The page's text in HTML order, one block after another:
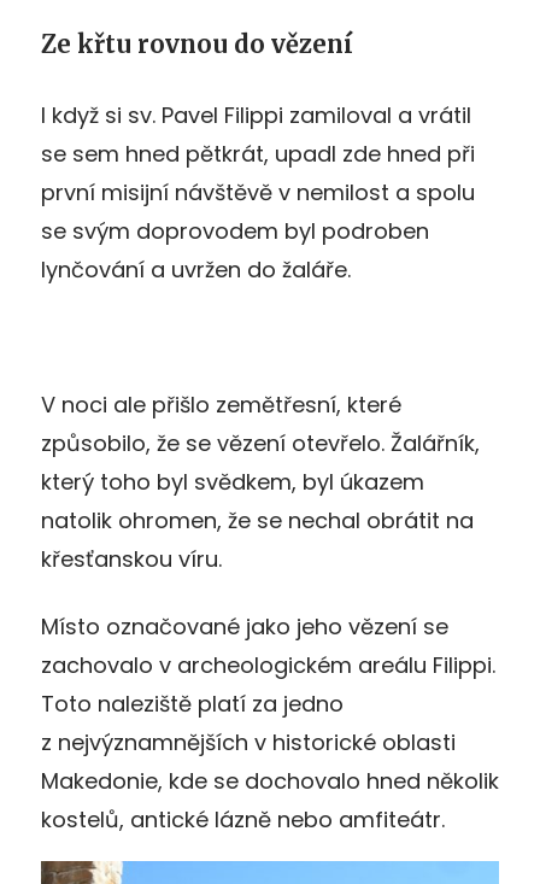
Ze křtu rovnou do vězení
I když si sv. Pavel Filippi zamiloval a vrátil
se sem hned pětkrát, upadl zde hned při
první misijní návštěvě v nemilost a spolu
se svým doprovodem byl podroben
lynčování a uvržen do žaláře.
V noci ale přišlo zemětřesní, které
způsobilo, že se vězení otevřelo. Žalářník,
který toho byl svědkem, byl úkazem
natolik ohromen, že se nechal obrátit na
křesťanskou víru.
Místo označované jako jeho vězení se
zachovalo v archeologickém areálu Filippi.
Toto naleziště platí za jedno
z nejvýznamnějších v historické oblasti
Makedonie, kde se dochovalo hned několik
kostelů, antické lázně nebo amfiteátr.